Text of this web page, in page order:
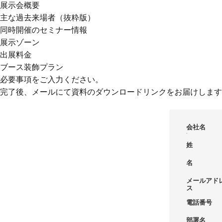
展示会概要
主な過去来場者（抜粋版）
同時開催のセミナー情報
展示ゾーン
出展料金
ブース装飾プラン
必要事項をご入力ください。
完了後、メールにて資料のダウンロードリンクをお届けします
会社名
姓
名
メールアド
ス
電話番号
部署名